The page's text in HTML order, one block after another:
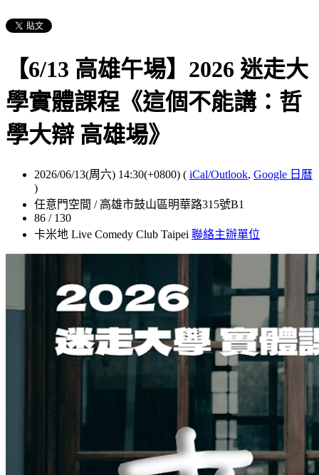
【6/13 高雄午場】2026 迷走大
學實體課程《這個不能講：哲
學大辯 高雄場》
2026/06/13(周六) 14:30(+0800) ( iCal/Outlook, Google 日曆
)
任意門空間 / 高雄市鼓山區明華路315號B1
86 / 130
卡米地 Live Comedy Club Taipei 聯絡主辦單位